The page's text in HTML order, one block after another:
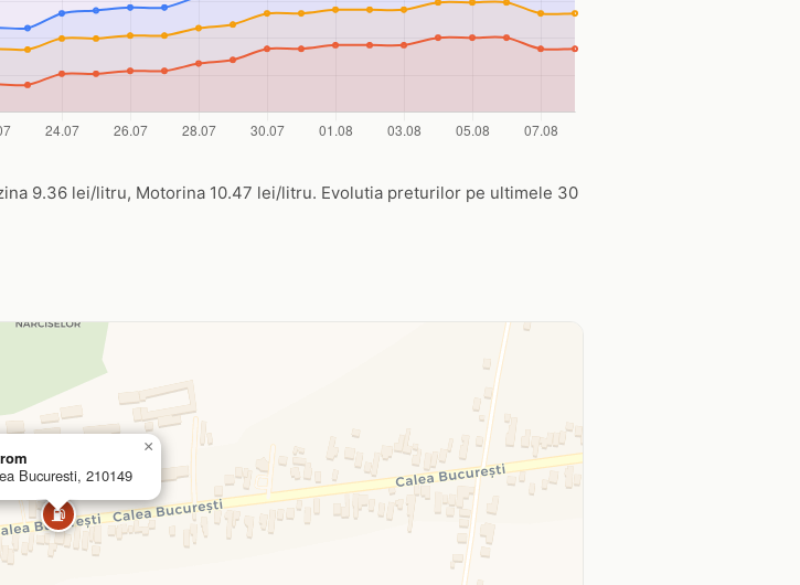
9.36 lei/litru, Motorina 10.47 lei/litru. Evolutia preturilor pe ultimele 30
⛽
Bucuresti, 210149
×